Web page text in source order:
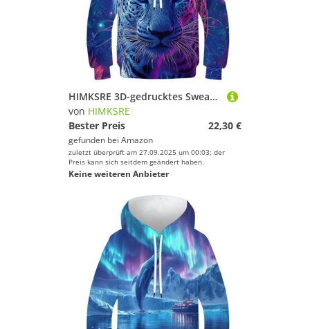
HIMKSRE 3D-gedrucktes Sweatshirt for Teenager, Mädchen und Jungen, Tiermuster, Kapuzenpullover, Oberteile, lässig, Neuheit, Langarm, Pullover, Leopardenmuster mit Tasche, 13–15 Jahre(Cheetah-2,100)
von HIMKSRE
Bester Preis
22,30 €
gefunden bei Amazon
zuletzt überprüft am 27.09.2025 um 00:03; der
Preis kann sich seitdem geändert haben.
Keine weiteren Anbieter